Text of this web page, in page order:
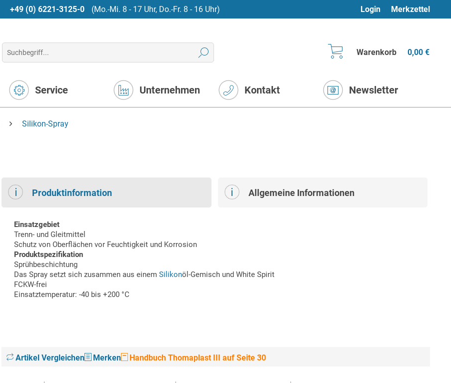
+49 (0) 6221-3125-0 (Mo.-Mi. 8 - 17 Uhr, Do.-Fr. 8 - 16 Uhr) Login Merkzettel
Warenkorb 0,00 €
Service Unternehmen Kontakt Newsletter
Silikon-Spray
Produktinformation Allgemeine Informationen
Einsatzgebiet
Trenn- und Gleitmittel
Schutz von Oberflächen vor Feuchtigkeit und Korrosion
Produktspezifikation
Sprühbeschichtung
Das Spray setzt sich zusammen aus einemSilikonöl-Gemisch und White Spirit
FCKW-frei
Einsatztemperatur: -40 bis +200 °C
Artikel Vergleichen Merken Handbuch Thomaplast III auf Seite 30